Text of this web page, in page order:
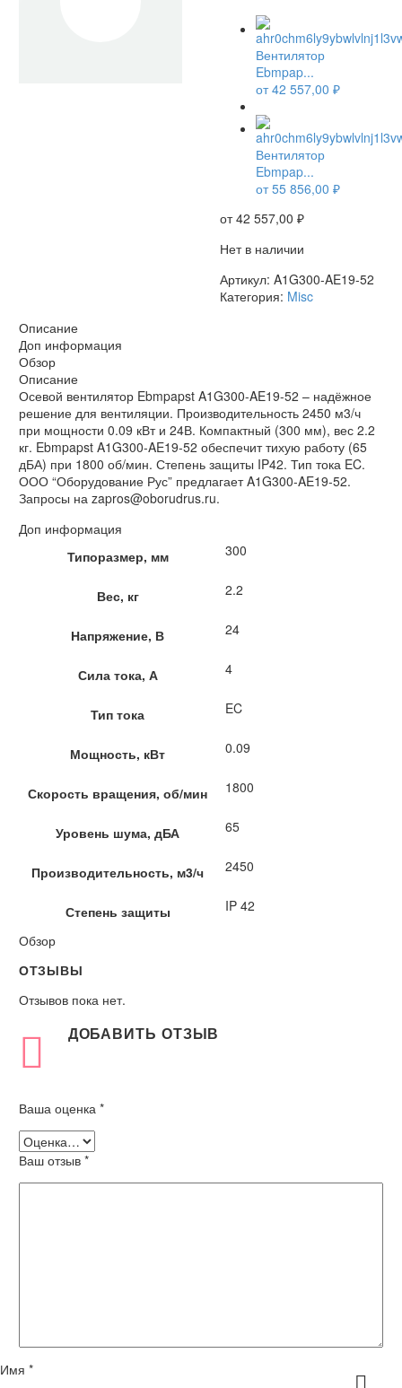
Вентилятор
Ebmpap...
от42 557,00 ₽
Вентилятор
Ebmpap...
от55 856,00 ₽
от42 557,00 ₽
Нет в наличии
Артикул: A1G300-AE19-52
Категория: Misc
Описание
Доп информация
Обзор
Описание
Осевой вентилятор Ebmpapst A1G300-AE19-52 – надёжное
решение для вентиляции. Производительность 2450 м3/ч
при мощности 0.09 кВт и 24В. Компактный (300 мм), вес 2.2
кг. Ebmpapst A1G300-AE19-52 обеспечит тихую работу (65
дБА) при 1800 об/мин. Степень защиты IP42. Тип тока EC.
ООО “Оборудование Рус” предлагает A1G300-AE19-52.
Запросы на zapros@oborudrus.ru.
Доп информация
Типоразмер, мм
300
Вес, кг 2.2
Напряжение, В 24
Сила тока, А 4
Тип тока EC
Мощность, кВт 0.09
Скорость вращения, об/мин 1800
Уровень шума, дБА 65
Производительность, м3/ч 2450
Степень защиты
IP 42
Обзор
ОТЗЫВЫ
Отзывов пока нет.
ДОБАВИТЬ ОТЗЫВ
Ваша оценка *
Ваш отзыв *
Имя *